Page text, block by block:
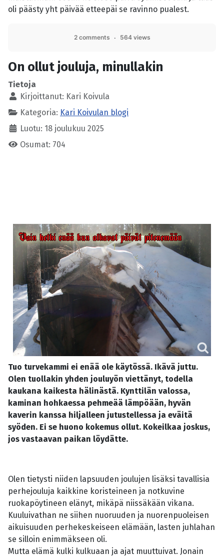
oli päästy yht päivää etteepäi se ravinno pualest.
2 comments 564 views
On ollut jouluja, minullakin
Tietoja
Kirjoittanut: Kari Koivula
Kategoria: Kari Koivulan blogi
Luotu: 18 joulukuu 2025
Osumat: 704
Tuo turvekammi ei enää ole käytössä. Ikävä juttu.
Olen tuollakin yhden jouluyön viettänyt, todella
kaukana kaikesta hälinästä. Kynttilän valossa,
kaminan hohkaessa pehmeää lämpöään, hyvän
kaverin kanssa hiljalleen jutustellessa ja eväitä
syöden. Ei se huono kokemus ollut. Kokeilkaa joskus,
jos vastaavan paikan löydätte.
Olen tietysti niiden lapsuuden joulujen lisäksi tavallisia
perhejouluja kaikkine koristeineen ja notkuvine
ruokapöytineen elänyt, mikäpä niissäkään vikana.
Kuuluivathan ne siihen nuoruuden ja nuorenpuoleisen
aikuisuuden perhekeskeiseen elämään, lasten juhlahan
se silloin enimmäkseen oli.
Mutta elämä kulki kulkuaan ja ajat muuttuivat. Jonain